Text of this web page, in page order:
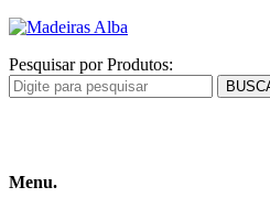
Pesquisar por Produtos:
Menu.